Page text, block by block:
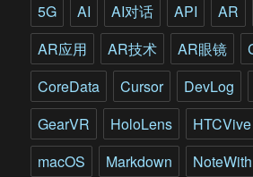
5G AI AI对话 API AR
AR应用
AR技术 AR眼镜
CoreData
Cursor DevLog
GearVR
HoloLens HTCVive
macOS
Markdown NoteWith